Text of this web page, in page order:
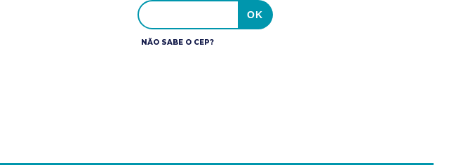
NÃO SABE O CEP?